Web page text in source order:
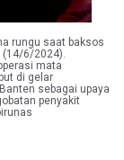
rungu saat baksos
(14/6/2024).
mata
di gelar
sebagai upaya
penyakit